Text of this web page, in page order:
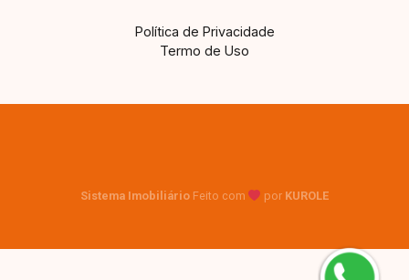
Política de Privacidade
Termo de Uso
Sistema Imobiliário Feito com por KUROLE